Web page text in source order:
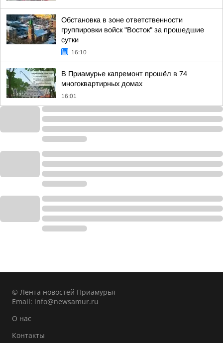
Обстановка в зоне ответственности
группировки войск "Восток" за прошедшие
сутки
16:10
В Приамурье капремонт прошёл в 74
многоквартирных домах
16:01
© Лента новостей Приамурья
Email: info@newsamur.ru
О нас
Контакты